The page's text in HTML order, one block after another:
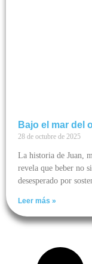
Bajo el mar del
28 de octubre de 2025
La historia de Juan,
revela que beber no
desesperado por
Leer más »